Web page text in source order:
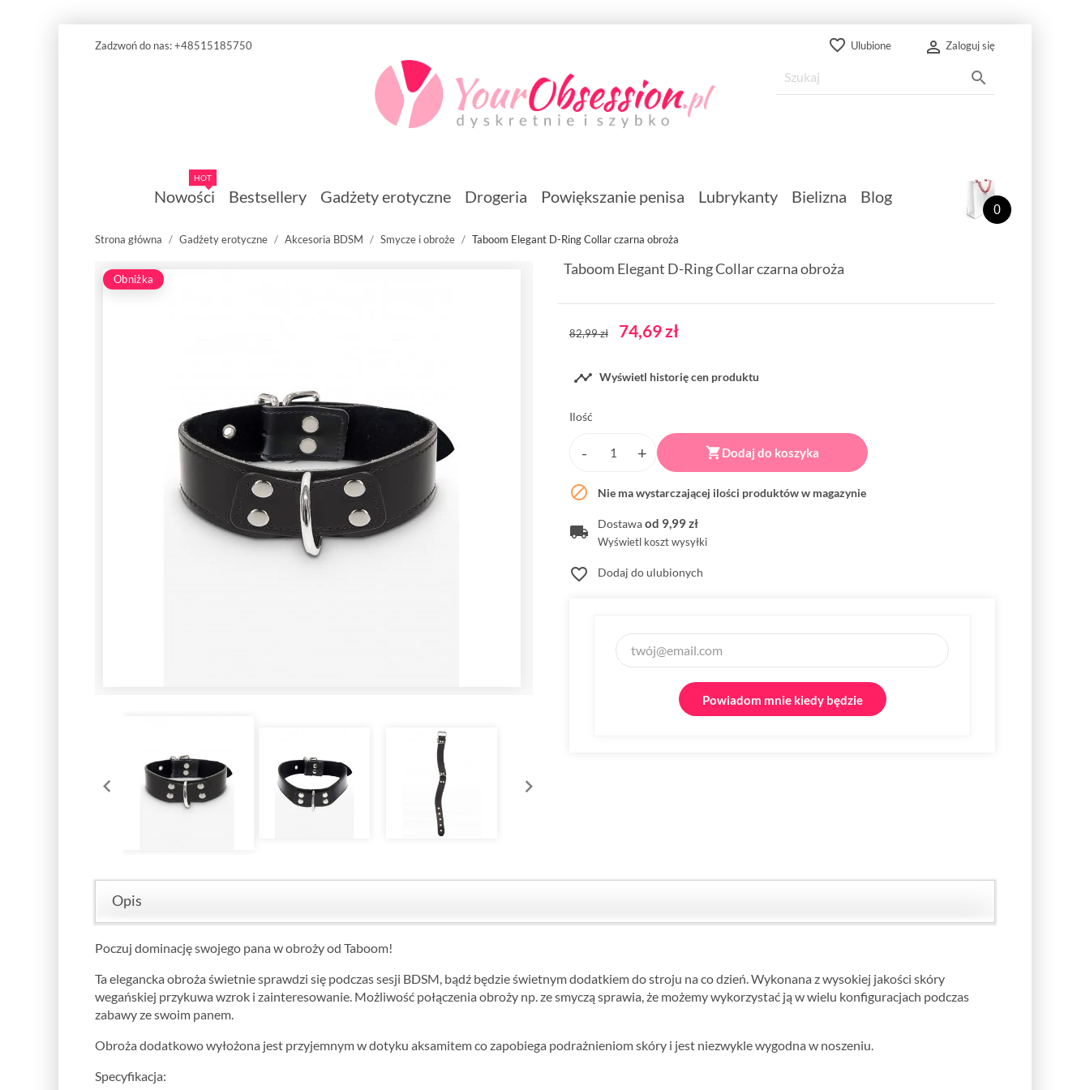
Zadzwoń do nas:+48515185750 favorite_border Ulubione  Zaloguj się

0
Nowości
HOT
Bestsellery Gadżety erotyczne Drogeria Powiększanie penisa Lubrykanty Bielizna Blog
Strona główna Gadżety erotyczne Akcesoria BDSM Smycze i obroże Taboom Elegant D-Ring Collar czarna obroża
Obniżka
Taboom Elegant D-Ring Collar czarna obroża
82,99 zł 74,69 zł
 Wyświetl historię cen produktu
Ilość
Dodaj do koszyka
 Nie ma wystarczającej ilości produktów w magazynie
Dostawaod 9,99 zł
Wyświetl koszt wysyłki
favorite_border Dodaj do ulubionych
Powiadom mnie kiedy będzie
Opis
Poczuj dominację swojego pana w obroży od Taboom!
Ta elegancka obroża świetnie sprawdzi się podczas sesji BDSM, bądź będzie świetnym dodatkiem do stroju na co dzień. Wykonana z wysokiej jakości skóry
wegańskiej przykuwa wzrok i zainteresowanie. Możliwość połączenia obroży np. ze smyczą sprawia, że możemy wykorzystać ją w wielu konfiguracjach podczas
zabawy ze swoim panem.
Obroża dodatkowo wyłożona jest przyjemnym w dotyku aksamitem co zapobiega podrażnieniom skóry i jest niezwykle wygodna w noszeniu.
Specyfikacja: